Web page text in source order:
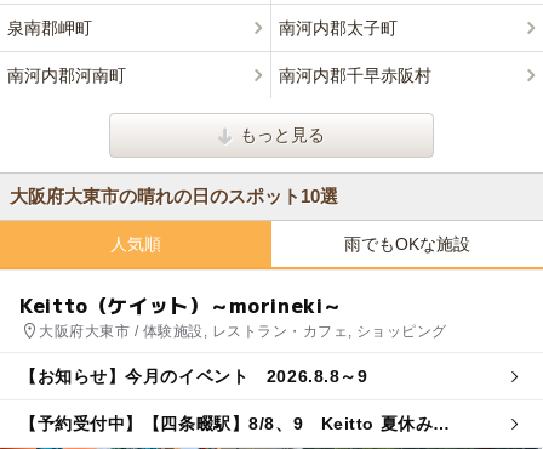
泉南郡岬町 南河内郡太子町
南河内郡河南町 南河内郡千早赤阪村
もっと見る
大阪府大東市の晴れの日のスポット10選
人気順 雨でもOKな施設
Keitto（ケイット）～morineki～
大阪府大東市 / 体験施設, レストラン・カフェ, ショッピング
【お知らせ】今月のイベント 2026.8.8～9
【予約受付中】【四条畷駅】8/8、9 Keitto 夏休み